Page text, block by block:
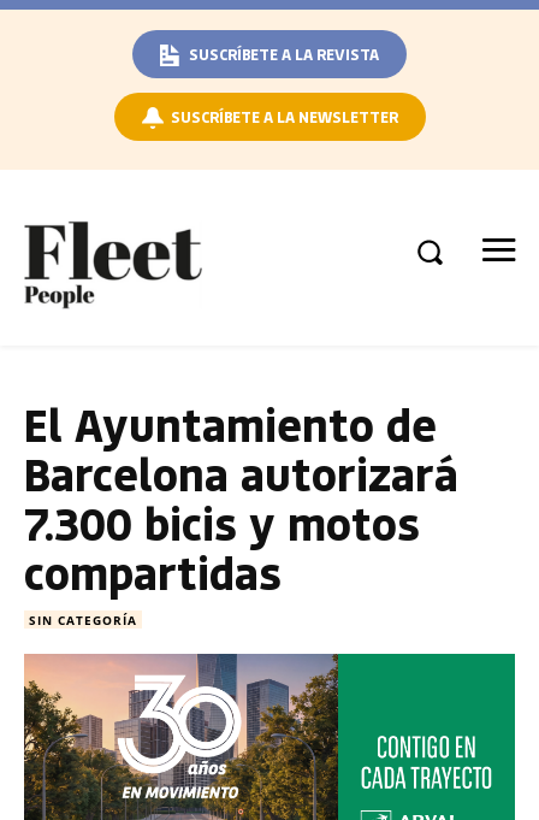
SUSCRÍBETE A LA REVISTA
SUSCRÍBETE A LA NEWSLETTER
El Ayuntamiento de
Barcelona autorizará
7.300 bicis y motos
compartidas
SIN CATEGORÍA